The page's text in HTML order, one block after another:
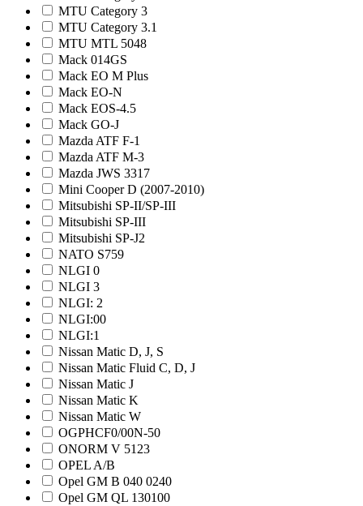
MTU Category 3
MTU Category 3.1
MTU MTL 5048
Mack 014GS
Mack EO M Plus
Mack EO-N
Mack EOS-4.5
Mack GO-J
Mazda ATF F-1
Mazda ATF M-3
Mazda JWS 3317
Mini Cooper D (2007-2010)
Mitsubishi SP-II/SP-III
Mitsubishi SP-III
Mitsubishi SP-J2
NATO S759
NLGI 0
NLGI 3
NLGI: 2
NLGI:00
NLGI:1
Nissan Matic D, J, S
Nissan Matic Fluid C, D, J
Nissan Matic J
Nissan Matic K
Nissan Matic W
OGPHCF0/00N-50
ONORM V 5123
OPEL A/B
Opel GM B 040 0240
Opel GM QL 130100